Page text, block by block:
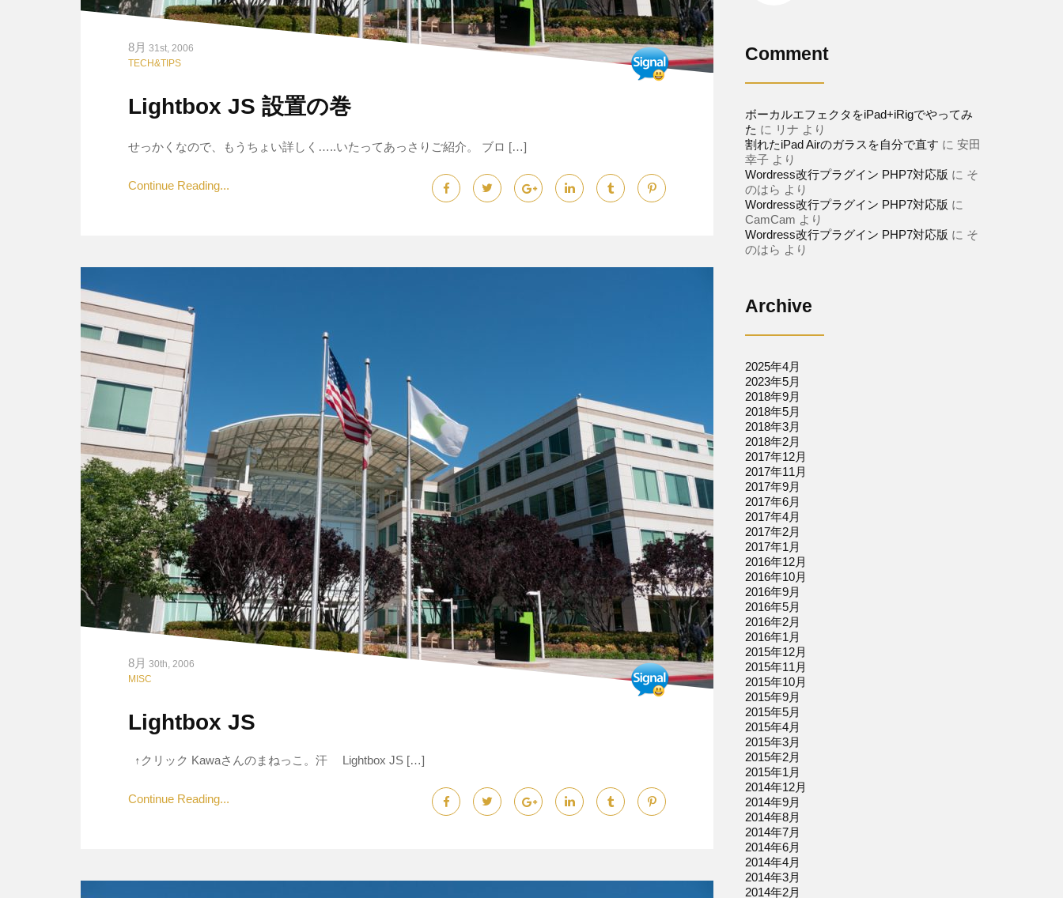
8月 31st, 2006
TECH&TIPS
Lightbox JS 設置の巻
せっかくなので、もうちょい詳しく…..いたってあっさりご紹介。 ブロ […]
Continue Reading...
8月 30th, 2006
MISC
Lightbox JS
↑クリック Kawaさんのまねっこ。汗 Lightbox JS […]
Continue Reading...
Comment
ボーカルエフェクタをiPad+iRigでやってみ
た に リナ より
割れたiPad Airのガラスを自分で直す に 安田
幸子 より
Wordress改行プラグイン PHP7対応版 に そ
のはら より
Wordress改行プラグイン PHP7対応版 に
CamCam より
Wordress改行プラグイン PHP7対応版 に そ
のはら より
Archive
2025年4月
2023年5月
2018年9月
2018年5月
2018年3月
2018年2月
2017年12月
2017年11月
2017年9月
2017年6月
2017年4月
2017年2月
2017年1月
2016年12月
2016年10月
2016年9月
2016年5月
2016年2月
2016年1月
2015年12月
2015年11月
2015年10月
2015年9月
2015年5月
2015年4月
2015年3月
2015年2月
2015年1月
2014年12月
2014年9月
2014年8月
2014年7月
2014年6月
2014年4月
2014年3月
2014年2月